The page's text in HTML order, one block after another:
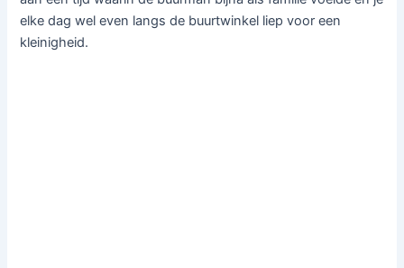
elke dag wel even langs de buurtwinkel liep voor een
kleinigheid.